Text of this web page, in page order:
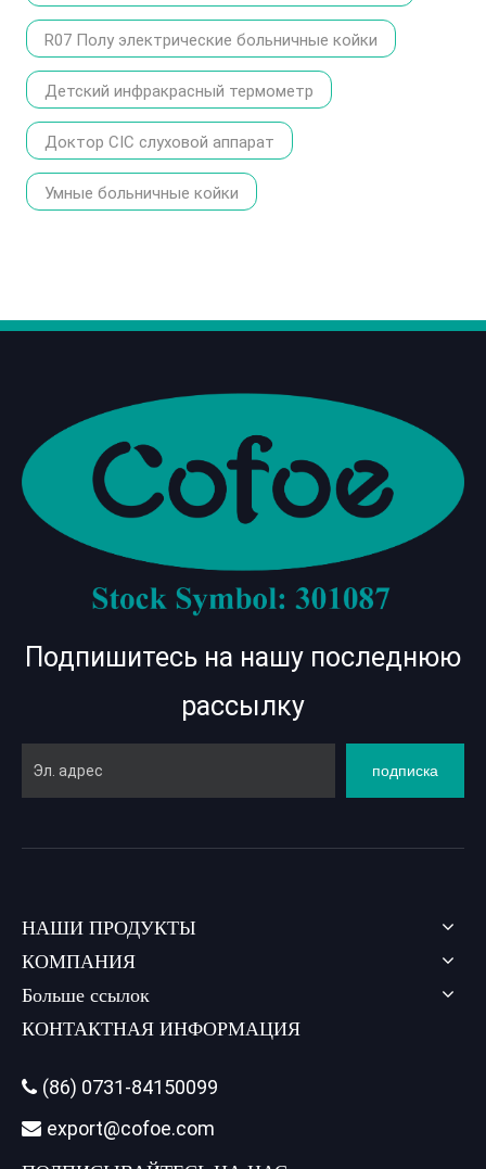
R07 Полу электрические больничные койки
Детский инфракрасный термометр
Доктор CIC слуховой аппарат
Умные больничные койки
Подпишитесь на нашу последнюю
рассылку
подписка
НАШИ ПРОДУКТЫ
КОМПАНИЯ
Больше ссылок
КОНТАКТНАЯ ИНФОРМАЦИЯ
 (86) 0731-84150099
 export@cofoe.com